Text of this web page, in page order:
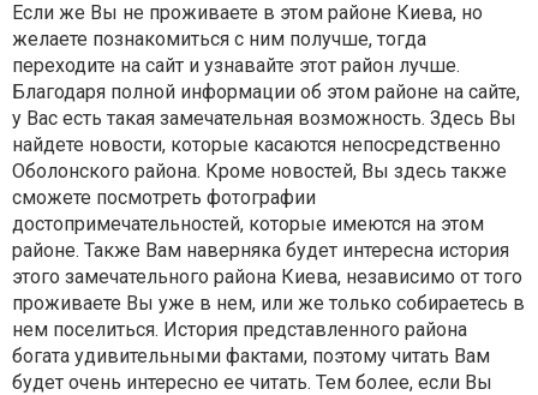
Если же Вы не проживаете в этом районе Киева, но
желаете познакомиться с ним получше, тогда
переходите на сайт и узнавайте этот район лучше.
Благодаря полной информации об этом районе на сайте,
у Вас есть такая замечательная возможность. Здесь Вы
найдете новости, которые касаются непосредственно
Оболонского района. Кроме новостей, Вы здесь также
сможете посмотреть фотографии
достопримечательностей, которые имеются на этом
районе. Также Вам наверняка будет интересна история
этого замечательного района Киева, независимо от того
проживаете Вы уже в нем, или же только собираетесь в
нем поселиться. История представленного района
богата удивительными фактами, поэтому читать Вам
будет очень интересно ее читать. Тем более, если Вы